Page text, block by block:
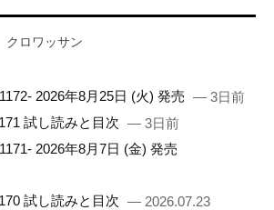
クロワッサン
2026年8月25日 (火) 発売 — 3日前
試し読みと目次 — 3日前
2026年8月7日 (金) 発売
試し読みと目次 — 2026.07.23